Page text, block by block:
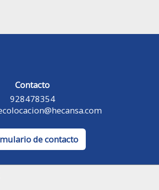
Contacto
928478354
de contacto